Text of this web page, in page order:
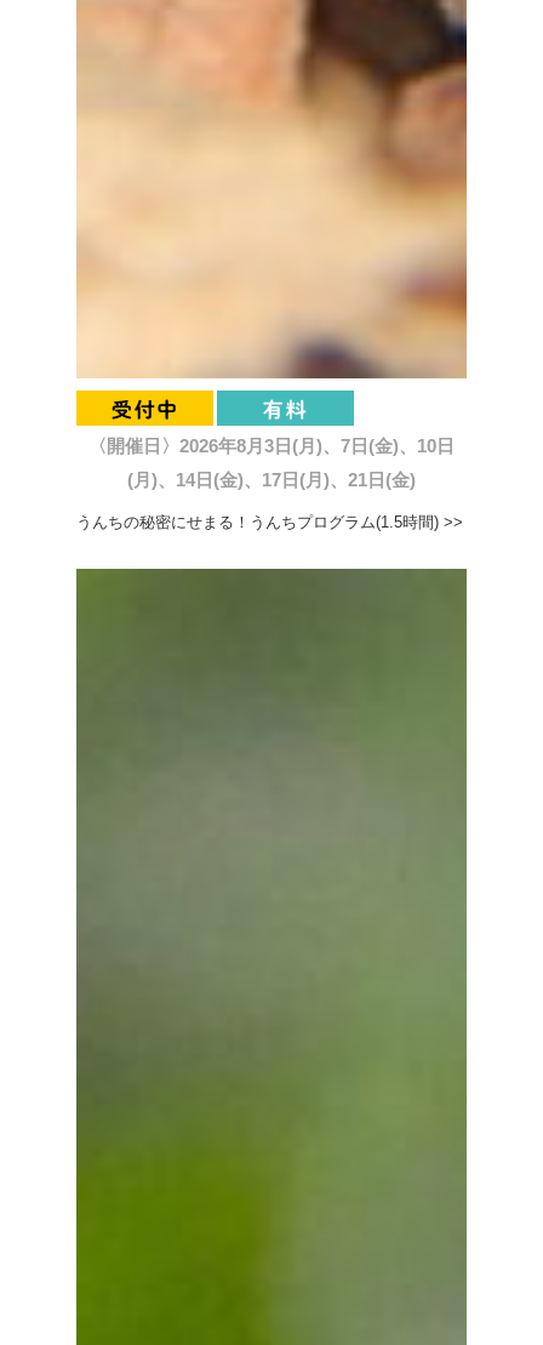
〈開催日〉2026年8月3日(月)、7日(金)、10日
(月)、14日(金)、17日(月)、21日(金)
うんちの秘密にせまる！うんちプログラム(1.5時間) >>